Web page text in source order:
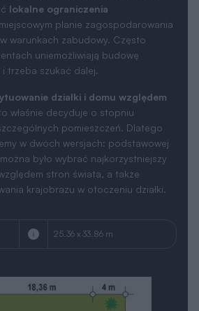
lokalne ograniczenia
planie zagospodarowania
warunkach zabudowy. Często
uniemożliwiają budowę
trzeba szukać dalej.
działki i domu względem
właśnie decyduje o stopniu
pomieszczeń. Dlatego
w dwóch wersjach: podstawowej
było wybrać najkorzystniejszy
stron świata, a także
krajobrazu w otoczeniu działki.
25.36 x 33.86 m